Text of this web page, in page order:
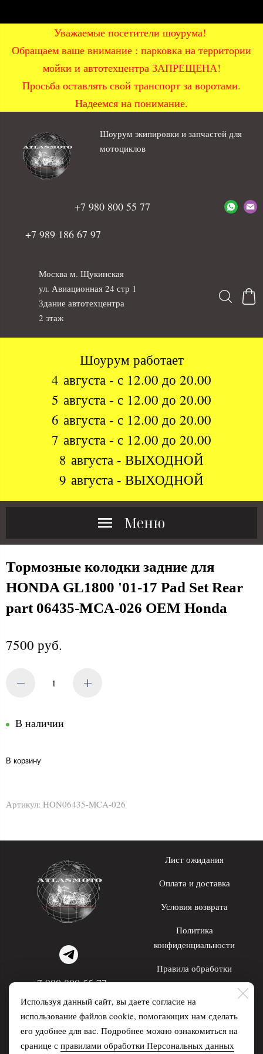
Уважаемые посетители шоурума!
Обращаем ваше внимание : парковка на территории
мойки и автотехцентра ЗАПРЕЩЕНА!
Просьба оставлять свой транспорт за воротами.
Надеемся на понимание.
Шоурум экипировки и запчастей для
мотоциклов
+7 980 800 55 77
+7 989 186 67 97
Москва м. Щукинская
ул. Авиационная 24 стр 1
Здание автотехцентра
2 этаж
Шоурум работает
4 августа - с 12.00 до 20.00
5 августа - с 12.00 до 20.00
6 августа - с 12.00 до 20.00
7 августа - с 12.00 до 20.00
8 августа - ВЫХОДНОЙ
9 августа - ВЫХОДНОЙ
Меню
Тормозные колодки задние для
HONDA GL1800 '01-17 Pad Set Rear
part 06435-MCA-026 OEM Honda
7500 руб.
В наличии
В корзину
Артикул: HON06435-MCA-026
Используя данный сайт, вы даете согласие на
использование файлов cookie, помогающих нам сделать
его удобнее для вас. Подробнее можно ознакомиться на
сранице с правилами обработки Персональных данных
+7 980 800 55 77
WhatsApp; Telegram
Лист ожидания
Оплата и доставка
Условия возврата
Политика
конфиденциальности
Правила обработки
персональных данных
Распродажа О нас